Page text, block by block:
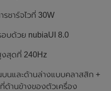
ชาร์จไวที่ 30W
อบด้วย nubiaUI 8.0
งสุดที่ 240Hz
นและด้านล่างแบบคลาสสิก +
ด้านข้างของตัวเครื่อง